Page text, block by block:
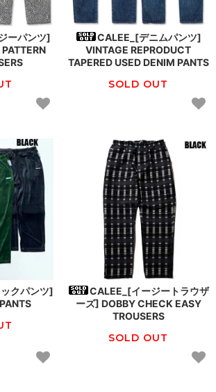
ーパンツ]
CALEE_[デニムパンツ]
VINTAGE REPRODUCT
TAPERED USED DENIM PANTS
SOLD OUT
クパンツ]
CALEE_[イージートラウザ
ーズ] DOBBY CHECK EASY
TROUSERS
SOLD OUT